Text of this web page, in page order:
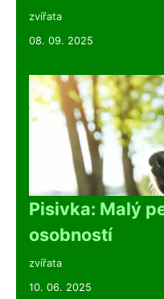
zvířata
08. 09. 2025
Pisivka: Malý
osobností
zvířata
10. 06. 2025